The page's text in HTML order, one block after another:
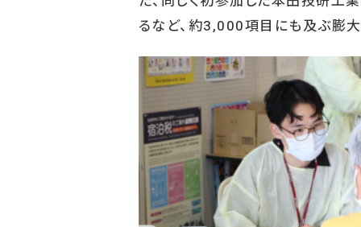
るなど、約3,000項目にも及ぶ膨